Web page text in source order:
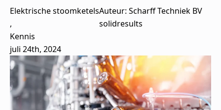
Elektrische stoomketels
Kennis
juli 24th, 2024
Auteur: Scharff Techniek BV
solidresults